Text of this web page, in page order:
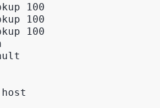
100
100
100